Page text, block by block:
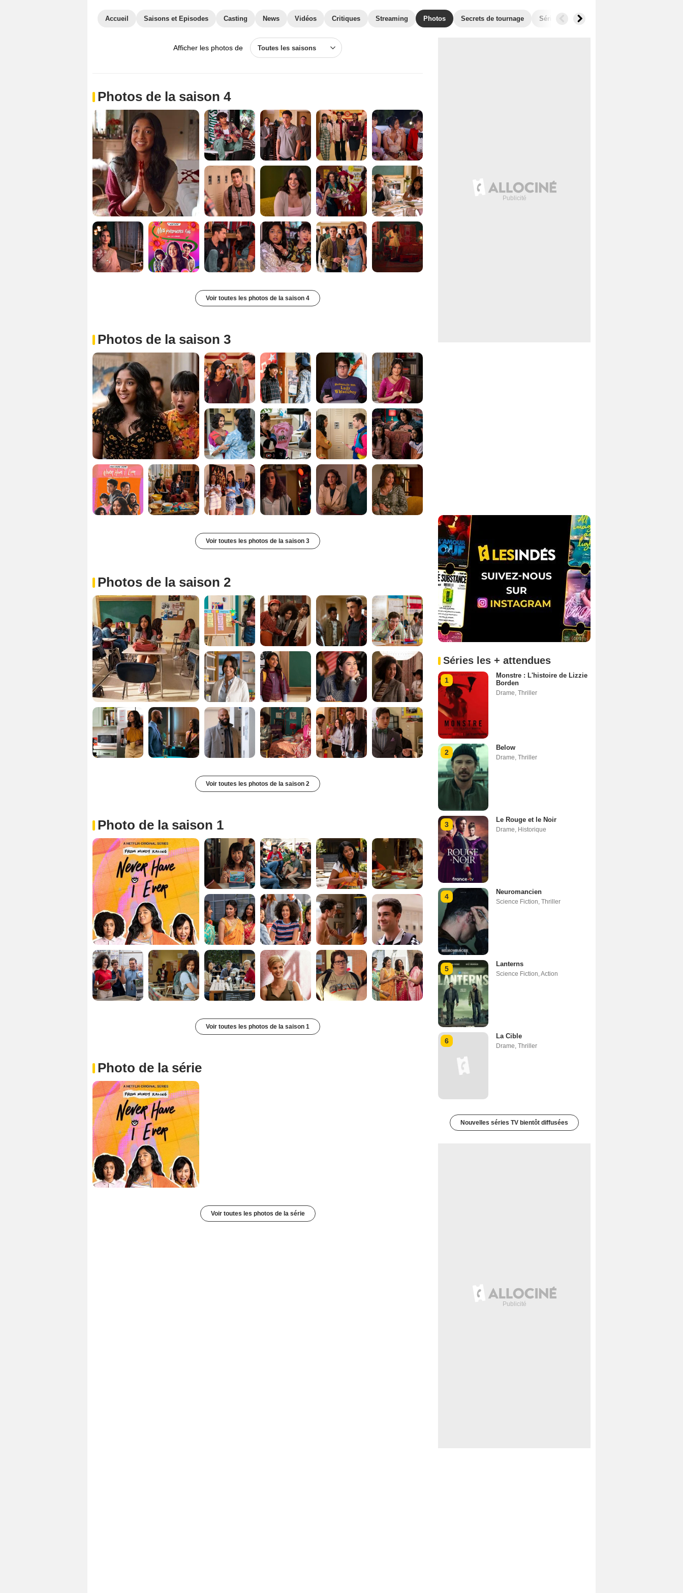
Accueil Saisons et Episodes Casting News Vidéos Critiques Streaming Photos Secrets de tournage Séries similaires
Afficher les photos de Toutes les saisons
Photos de la saison 4
Voir toutes les photos de la saison 4
Photos de la saison 3
Voir toutes les photos de la saison 3
Photos de la saison 2
Voir toutes les photos de la saison 2
Photo de la saison 1
Voir toutes les photos de la saison 1
Photo de la série
Voir toutes les photos de la série
Séries les + attendues
1
Monstre : L'histoire de Lizzie
Borden
Drame, Thriller
2
Below
Drame, Thriller
3
Le Rouge et le Noir
Drame, Historique
4
Neuromancien
Science Fiction, Thriller
5
Lanterns
Science Fiction,Action
6
La Cible
Drame, Thriller
Nouvelles séries TV bientôt diffusées